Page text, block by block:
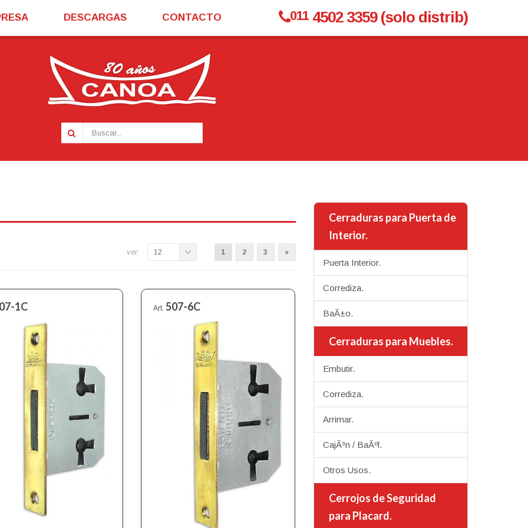
011 4502 3359 (solo distrib)
DESCARGAS CONTACTO
Cerraduras para Puerta de
Interior.
Puerta Interior.
Corrediza.
BaÃ±o.
Cerraduras para Muebles.
Embutir.
Corrediza.
Arrimar.
CajÃ³n / BaÃºl.
Otros Usos.
Cerrojos de Seguridad
para Placard.
1 2 3 »
ver: 12
1C 507-6C